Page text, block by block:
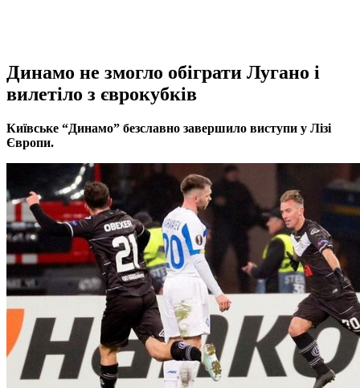
Динамо не змогло обіграти Лугано і
вилетіло з єврокубків
Київське “Динамо” безславно завершило виступи у Лізі
Європи.